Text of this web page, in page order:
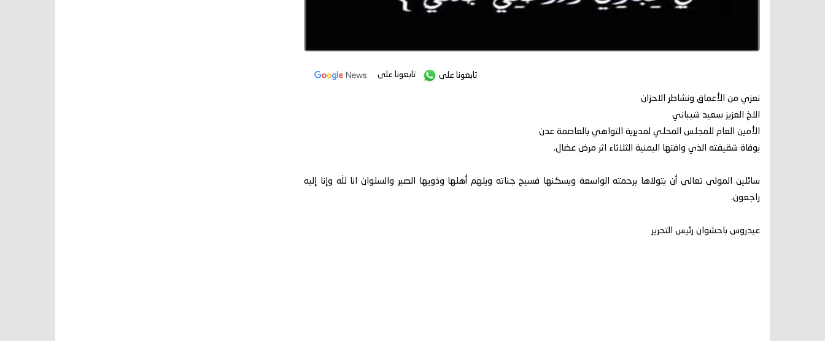
تابعونا على تابعونا على
نعزي من الأعماق ونشاطر الاحزان
الاخ العزيز سعيد شيباني
الأمين العام للمجلس المحلي لمديرية التواهي بالعاصمة عدن
بوفاة شقيقته الذي وافتها اليمنية الثلاثاء اثر مرض عضال.
سائلين المولى تعالى أن يتولاها برحمته الواسعة ويسكنها فسيح جناته ويلهم أهلها وذويها الصبر والسلوان انا لله وإنا إليه
راجعون.
عيدروس باحشوان رئيس التحرير